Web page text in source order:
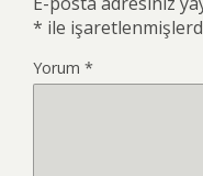
* ile
Yorum *